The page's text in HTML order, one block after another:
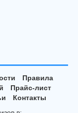
Правила
Прайс-лист
Контакты